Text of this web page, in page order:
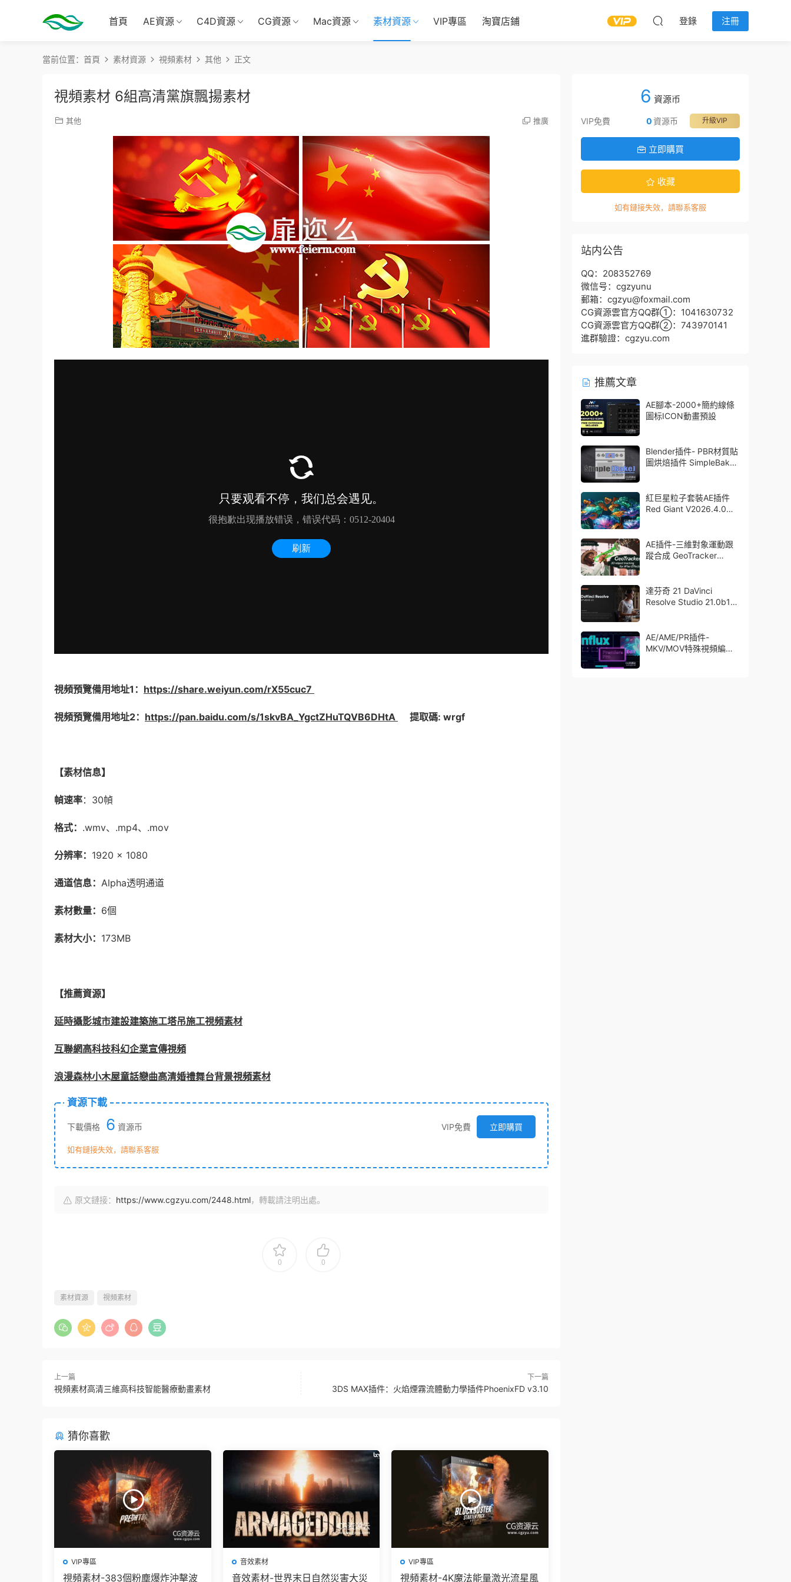
首頁 AE資源 C4D資源 CG資源 Mac資源 素材資源 VIP專區 淘寶店鋪 登錄 注冊
當前位置： 首頁 素材資源 視頻素材 其他 正文
視頻素材 6組高清黨旗飄揚素材
其他 推廣
視頻預覽備用地址1： https://share.weiyun.com/rX55cuc7
視頻預覽備用地址2： https://pan.baidu.com/s/1skvBA_YgctZHuTQVB6DHtA 提取碼: wrgf
【素材信息】
幀速率：30幀
格式： .wmv、.mp4、.mov
分辨率： 1920 × 1080
通道信息： Alpha透明通道
素材數量： 6個
素材大小： 173MB
【推薦資源】
延時攝影城市建設建築施工塔吊施工視頻素材
互聯網高科技科幻企業宣傳視頻
浪漫森林小木屋童話戀曲高清婚禮舞台背景視頻素材
資源下載
下載價格 6 資源币 VIP免費 立即購買
如有鏈接失效，請聯系客服
原文鏈接： https://www.cgzyu.com/2448.html，轉載請注明出處。
0 0
素材資源 視頻素材
上一篇
視頻素材高清三維高科技智能醫療動畫素材
下一篇
3DS MAX插件：火焰煙霧流體動力學插件PhoenixFD v3.10
猜你喜歡
VIP專區
視頻素材-383個粉塵爆炸沖擊波
音效素材
音效素材-世界末日自然災害大災
VIP專區
視頻素材-4K魔法能量激光流星風
6 資源币
VIP免費 升級VIP
0 資源币
立即購買
收藏
如有鏈接失效，請聯系客服
站内公告
QQ：208352769
微信号：cgzyunu
郵箱：cgzyu@foxmail.com
CG資源雲官方QQ群①：1041630732
CG資源雲官方QQ群②：743970141
進群驗證：cgzyu.com
推薦文章
AE腳本-2000+簡約線條
圖标ICON動畫預設
Blender插件- PBR材質貼
圖烘焙插件 SimpleBake
紅巨星粒子套裝AE插件
Red Giant V2026.4.0
Bullet + VFX Suit
AE插件-三維對象運動跟
蹤合成 GeoTracker
達芬奇 21 DaVinci
Resolve Studio 21.0b1
AE/AME/PR插件-
MKV/MOV特殊視頻編碼